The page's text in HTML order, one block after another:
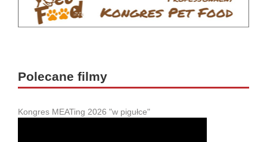
Polecane filmy
Kongres MEATing 2026 "w pigułce"